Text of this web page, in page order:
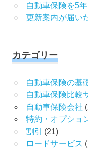
自動車保険を5
更新案内が届い
カテゴリー
自動車保険の基
自動車保険比較
自動車保険会社
特約・オプショ
割引
(21)
ロードサービス